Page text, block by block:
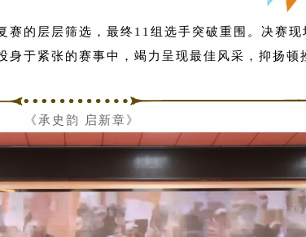
赛的层层筛选，最终11组选手突破重围。决赛现
身于紧张的赛事中，竭力呈现最佳风采，抑扬顿
《承史韵 启新章》